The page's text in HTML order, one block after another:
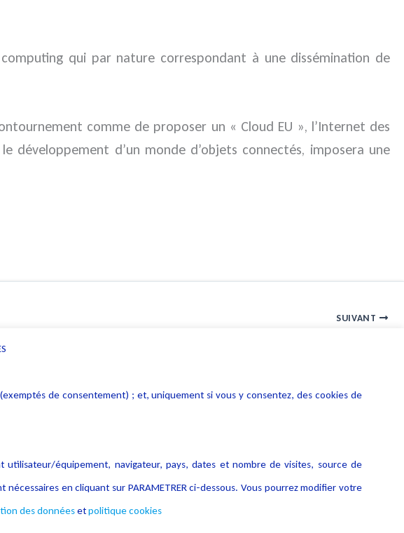
qui par nature correspondant à une dissémination de
comme de proposer un « Cloud EU », l’Internet des
d’un monde d’objets connectés, imposera une
SUIVANT
de consentement) ; et, uniquement si vous y consentez, des cookies de
équipement, navigateur, pays, dates et nombre de visites, source de
en cliquant sur PARAMETRER ci-dessous. Vous pourrez modifier votre
des donnéesetpolitique cookies